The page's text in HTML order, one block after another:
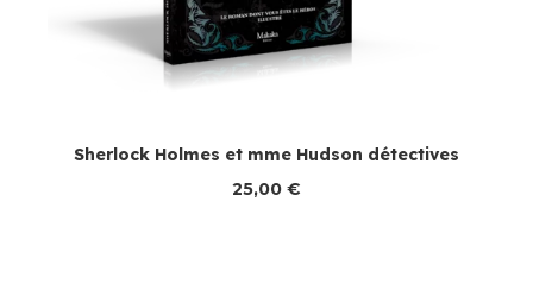
Sherlock Holmes et mme Hudson détectives
25,00 €